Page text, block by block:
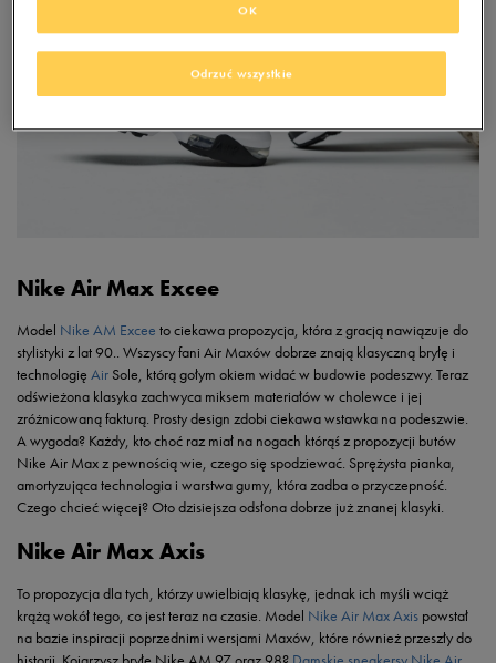
Nike Air Max Excee
Model Nike AM Excee to ciekawa propozycja, która z gracją nawiązuje do
stylistyki z lat 90.. Wszyscy fani Air Maxów dobrze znają klasyczną bryłę i
technologię Air Sole, którą gołym okiem widać w budowie podeszwy. Teraz
odświeżona klasyka zachwyca miksem materiałów w cholewce i jej
zróżnicowaną fakturą. Prosty design zdobi ciekawa wstawka na podeszwie.
A wygoda? Każdy, kto choć raz miał na nogach którąś z propozycji butów
Nike Air Max z pewnością wie, czego się spodziewać. Sprężysta pianka,
amortyzująca technologia i warstwa gumy, która zadba o przyczepność.
Czego chcieć więcej? Oto dzisiejsza odsłona dobrze już znanej klasyki.
Nike Air Max Axis
To propozycja dla tych, którzy uwielbiają klasykę, jednak ich myśli wciąż
krążą wokół tego, co jest teraz na czasie. Model Nike Air Max Axis powstał
na bazie inspiracji poprzednimi wersjami Maxów, które również przeszły do
Odrzuć wszystkie
OK